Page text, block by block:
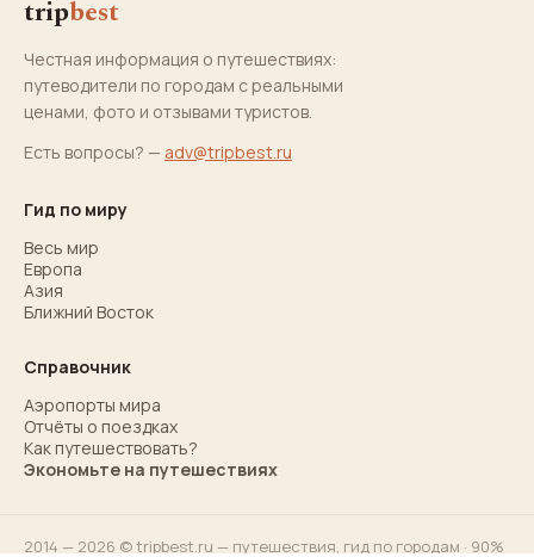
tripbest
Честная информация о путешествиях:
путеводители по городам с реальными
ценами, фото и отзывами туристов.
Есть вопросы? — adv@tripbest.ru
Гид по миру
Весь мир
Европа
Азия
Ближний Восток
Справочник
Аэропорты мира
Отчёты о поездках
Как путешествовать?
Экономьте на путешествиях
2014 — 2026 © tripbest.ru — путешествия, гид по городам · 90%